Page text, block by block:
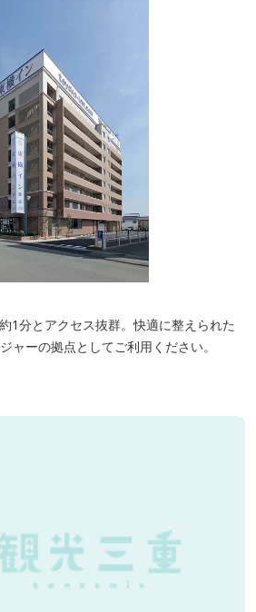
1分とアクセス抜群。快適に整えられた
ャーの拠点としてご利用ください。